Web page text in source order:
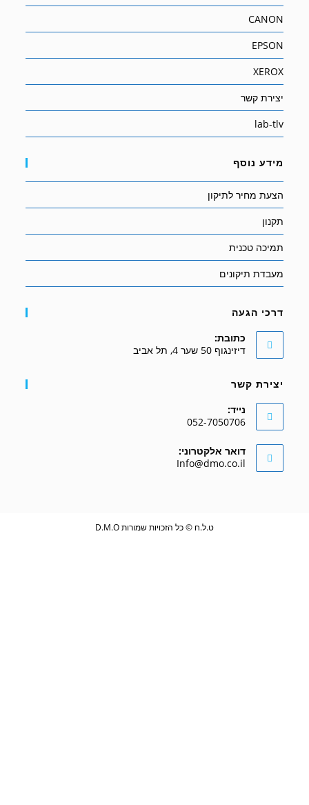
CANON
EPSON
XEROX
יצירת קשר
lab-tlv
מידע נוסף
הצעת מחיר לתיקון
תקנון
תמיכה טכנית
מעבדת תיקונים
דרכי הגעה
כתובת:
דיזינגוף 50 שער 4, תל אביב
יצירת קשר
נייד:
052-7050706
in
your
דואר אלקטרוני:
Info@dmo.co.il
ט.ל.ח © כל הזכויות שמורות D.M.O